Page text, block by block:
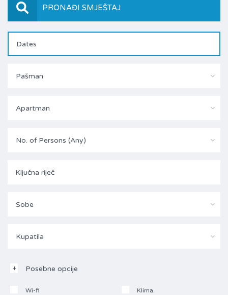
PRONAĐI SMJEŠTAJ
Pašman
Apartman
No. of Persons (Any)
Sobe
Kupatila
Posebne opcije
Wi-fi Klima